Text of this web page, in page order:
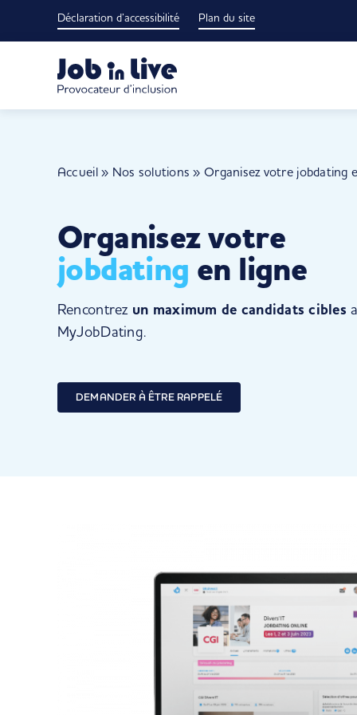
Déclaration d’accessibilité Plan du site
Accueil» Nos solutions » Organisez votre jobdating
Organisez votre
jobdating en ligne
Rencontrez un maximum de candidats cibles
MyJobDating.
DEMANDER À ÊTRE RAPPELÉ